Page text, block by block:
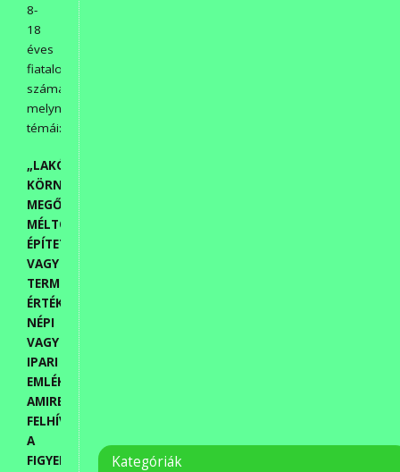
8-
18
éves
fiatalok
számára,
melynek
témái:
„LAKÓHELYEM,
KÖRNYEZETEM
MEGŐRZÉSRE
MÉLTÓ
ÉPÍTETT
VAGY
TERMÉSZETI
ÉRTÉKE,
NÉPI
VAGY
IPARI
EMLÉKE,
AMIRE
FELHÍVOM
A
FIGYELMET”
Kategóriák